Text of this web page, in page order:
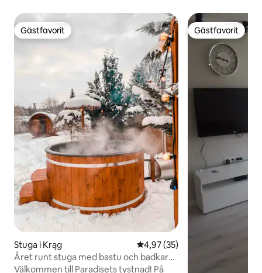
Gästfavorit
Gästfavorit
Stuga i Krąg 4,97 av 5 i genomsnittligt
4,97 (35)
Året runt stuga med bastu och badkar
för exklusiv användning
Välkommen till Paradisets tystnad! På
Gästfavorit
Gästfavorit